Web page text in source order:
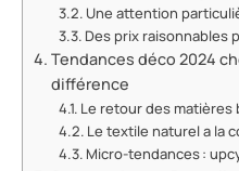
Une attention
Des prix raisonnables
Tendances déco 2024
différence
Le retour des matières
Le textile naturel a la
Micro-tendances :